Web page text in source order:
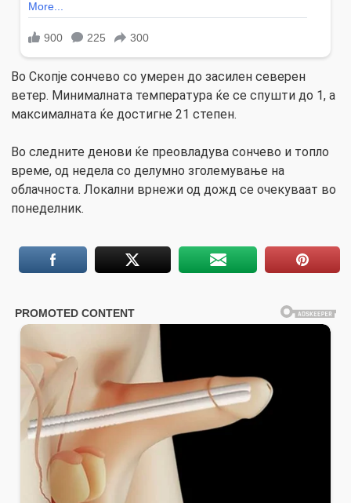
Во Скопје сончево со умерен до засилен северен
ветер. Минималната температура ќе се спушти до 1, а
максималната ќе достигне 21 степен.
Во следните денови ќе преовладува сончево и топло
време, од недела со делумно зголемување на
облачноста. Локални врнежи од дожд се очекуваат во
понеделник.